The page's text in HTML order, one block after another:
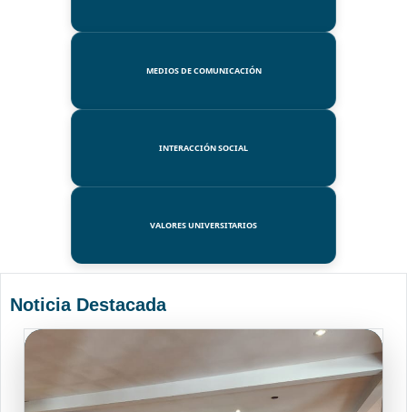
MEDIOS DE COMUNICACIÓN
INTERACCIÓN SOCIAL
VALORES UNIVERSITARIOS
Noticia Destacada